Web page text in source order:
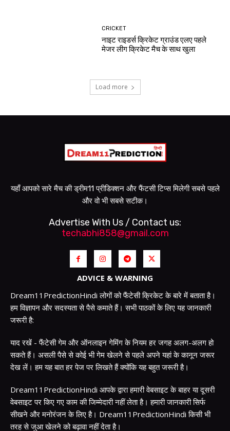
CRICKET
नाइट राइडर्स क्रिकेट ग्राउंड एलए पहले
मेजर लीग क्रिकेट मैच के साथ खुला
Load more
यहाँ आपको सारे मैच की ड्रीम11 प्रीडिक्शन और फैंटसी टिप्स मिलेगी सबसे पहले
और वो भी सबसे सटीक।
Advertise With Us / Contact us:
techabhi858@gmail.com
ADVICE & WARNING
Dream11PredictionHindi लोगों को फैंटेसी क्रिकेट के बारे में बताता है।
हम विज्ञापन और सदस्यता से पैसे कमाते हैं। सभी पाठकों के लिए यह जानकारी
जरूरी है:
याद रखें - फैंटेसी गेम और ऑनलाइन गेमिंग के नियम हर जगह अलग-अलग हो
सकते हैं। असली पैसे से कोई भी गेम खेलने से पहले अपने यहां के कानून जरूर
देख लें। हम यह बात हर पेज पर लिखते हैं क्योंकि यह बहुत जरूरी है।
Dream11PredictionHindi आपके द्वारा हमारी वेबसाइट के बाहर या दूसरी
वेबसाइट पर किए गए काम की जिम्मेदारी नहीं लेता है। हमारी जानकारी सिर्फ
सीखने और मनोरंजन के लिए है। Dream11PredictionHindi किसी भी
तरह से जुआ खेलने को बढ़ावा नहीं देता है।